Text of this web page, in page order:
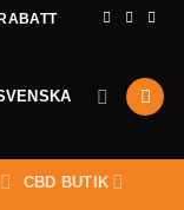
CBD BUTIK